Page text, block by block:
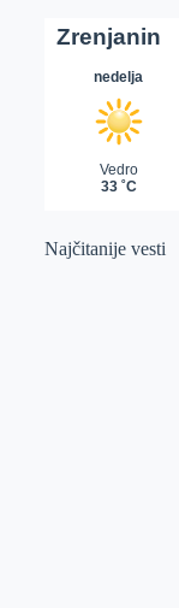
Najčitanije vesti